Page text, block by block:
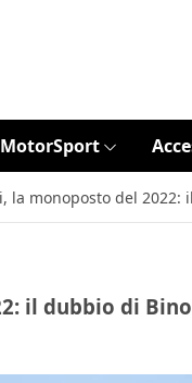
MotorSport
la monoposto del
il dubbio di